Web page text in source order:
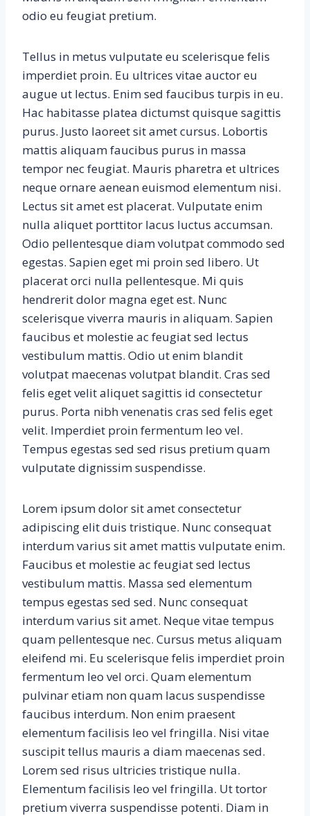
odio eu feugiat pretium.
Tellus in metus vulputate eu scelerisque felis
imperdiet proin. Eu ultrices vitae auctor eu
augue ut lectus. Enim sed faucibus turpis in eu.
Hac habitasse platea dictumst quisque sagittis
purus. Justo laoreet sit amet cursus. Lobortis
mattis aliquam faucibus purus in massa
tempor nec feugiat. Mauris pharetra et ultrices
neque ornare aenean euismod elementum nisi.
Lectus sit amet est placerat. Vulputate enim
nulla aliquet porttitor lacus luctus accumsan.
Odio pellentesque diam volutpat commodo sed
egestas. Sapien eget mi proin sed libero. Ut
placerat orci nulla pellentesque. Mi quis
hendrerit dolor magna eget est. Nunc
scelerisque viverra mauris in aliquam. Sapien
faucibus et molestie ac feugiat sed lectus
vestibulum mattis. Odio ut enim blandit
volutpat maecenas volutpat blandit. Cras sed
felis eget velit aliquet sagittis id consectetur
purus. Porta nibh venenatis cras sed felis eget
velit. Imperdiet proin fermentum leo vel.
Tempus egestas sed sed risus pretium quam
vulputate dignissim suspendisse.
Lorem ipsum dolor sit amet consectetur
adipiscing elit duis tristique. Nunc consequat
interdum varius sit amet mattis vulputate enim.
Faucibus et molestie ac feugiat sed lectus
vestibulum mattis. Massa sed elementum
tempus egestas sed sed. Nunc consequat
interdum varius sit amet. Neque vitae tempus
quam pellentesque nec. Cursus metus aliquam
eleifend mi. Eu scelerisque felis imperdiet proin
fermentum leo vel orci. Quam elementum
pulvinar etiam non quam lacus suspendisse
faucibus interdum. Non enim praesent
elementum facilisis leo vel fringilla. Nisi vitae
suscipit tellus mauris a diam maecenas sed.
Lorem sed risus ultricies tristique nulla.
Elementum facilisis leo vel fringilla. Ut tortor
pretium viverra suspendisse potenti. Diam in